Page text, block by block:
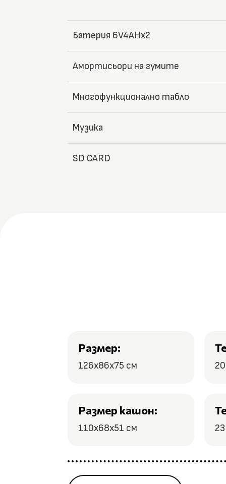
Батерия 6V4AHx2
Амортисьори на гумите
Многофункционално табло
Музика
SD CARD
Размер:
126x86x75 см
Размер кашон:
110x68x51 см